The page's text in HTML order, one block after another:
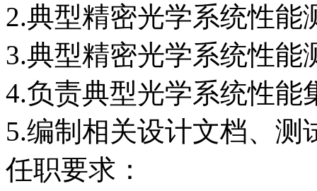
2.典型精密光学系统性能
3.典型精密光学系统性能
4.负责典型光学系统性能
5.编制相关设计文档、测
任职要求：